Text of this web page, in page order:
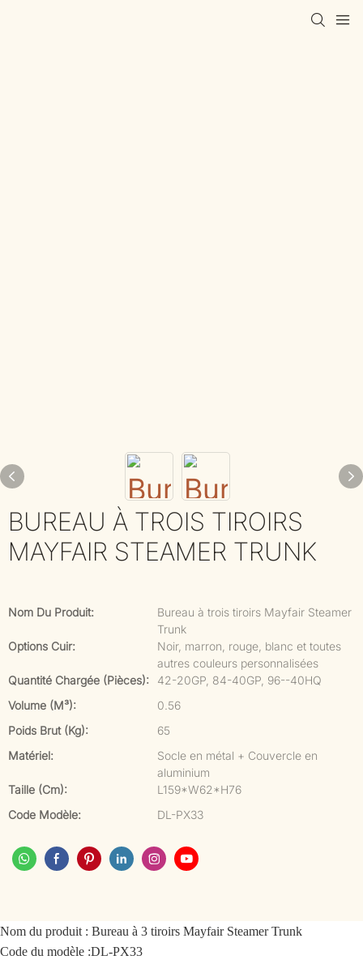
BUREAU À TROIS TIROIRS
MAYFAIR STEAMER TRUNK
Nom Du Produit:
Bureau à trois tiroirs Mayfair Steamer
Trunk
Options Cuir:
Noir, marron, rouge, blanc et toutes
autres couleurs personnalisées
Quantité Chargée (pièces):
42-20GP, 84-40GP, 96--40HQ
Volume (m³):
0.56
Poids Brut (kg):
65
Matériel:
Socle en métal + Couvercle en
aluminium
Taille (cm):
L159*W62*H76
Code Modèle:
DL-PX33
Nom du produit : Bureau à 3 tiroirs Mayfair Steamer Trunk
Code du modèle :DL-PX33